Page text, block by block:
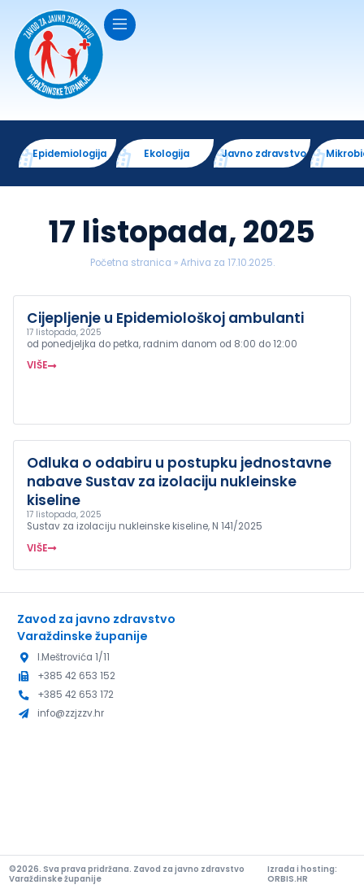
Epidemiologija Ekologija Javno zdravstvo
17 listopada, 2025
Početna stranica »Arhiva za 17.10.2025.
Cijepljenje u Epidemiološkoj ambulanti
17 listopada, 2025
od ponedjeljka do petka, radnim danom od 8:00 do 12:00
VIŠE
Odluka o odabiru u postupku jednostavne
nabave Sustav za izolaciju nukleinske
kiseline
17 listopada, 2025
Sustav za izolaciju nukleinske kiseline, N 141/2025
VIŠE
Zavod za javno zdravstvo
Varaždinske županije
I.Meštrovića 1/11
+385 42 653 152
+385 42 653 172
info@zzjzzv.hr
©2026. Sva prava pridržana. Zavod za javno zdravstvo
Varaždinske županije
Izrada i hosting:
ORBIS.HR